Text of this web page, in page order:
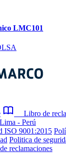
LMC101
Libro de
- Perú
ISO 9001:2015
Politica de
reclamaciones